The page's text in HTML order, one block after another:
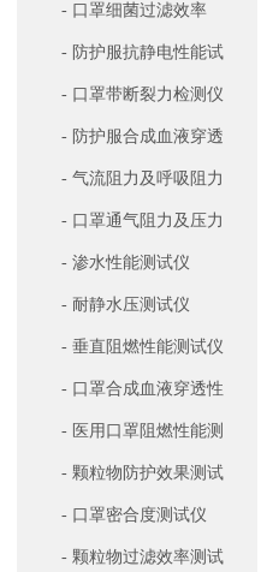
- 口罩细菌过滤效率
（BFE）检测仪
- 防护服抗静电性能试
- 口罩带断裂力检测仪
- 防护服合成血液穿透
试验仪- 气流阻力及呼吸阻力
检测仪- 口罩通气阻力及压力
差检测仪- 渗水性能测试仪
- 耐静水压测试仪
- 垂直阻燃性能测试仪
- 口罩合成血液穿透性
测试仪- 医用口罩阻燃性能测
- 颗粒物防护效果测试
- 口罩密合度测试仪
- 颗粒物过滤效率测试